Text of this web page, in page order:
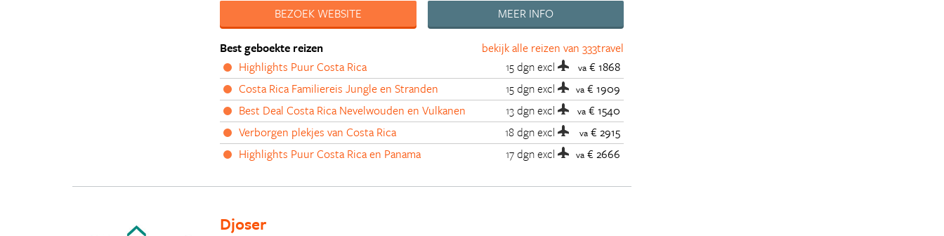
BEZOEK WEBSITE
MEER INFO
bekijk alle reizen van 333travel
Best geboekte reizen
Highlights Puur Costa Rica
15 dgnexcl va € 1868
Costa Rica Familiereis Jungle en Stranden
15 dgnexcl va € 1909
Best Deal Costa Rica Nevelwouden en Vulkanen
13 dgnexcl va € 1540
Verborgen plekjes van Costa Rica
18 dgnexcl va € 2915
Highlights Puur Costa Rica en Panama
17 dgnexcl va € 2666
Djoser